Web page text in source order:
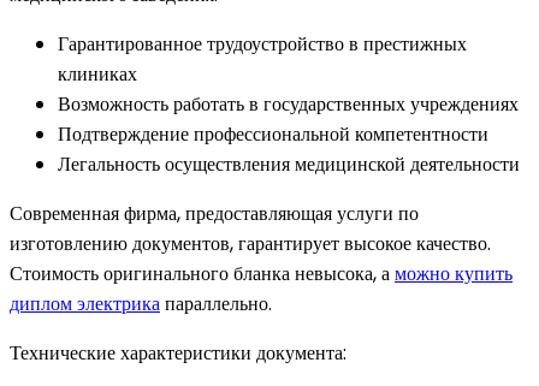
Гарантированное трудоустройство в престижных
клиниках
Возможность работать в государственных учреждениях
Подтверждение профессиональной компетентности
Легальность осуществления медицинской деятельности
Современная фирма, предоставляющая услуги по
изготовлению документов, гарантирует высокое качество.
Стоимость оригинального бланка невысока, аможно купить
диплом электрикапараллельно.
Технические характеристики документа: